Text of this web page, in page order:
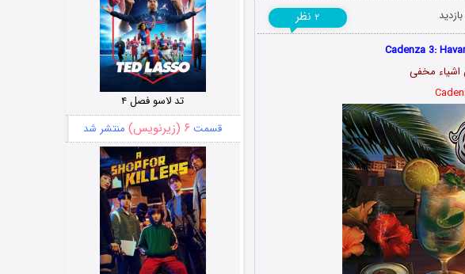
۲ نظر
تد لاسو فصل ۴
قسمت ۶ (زیرنویس) منتشر شد